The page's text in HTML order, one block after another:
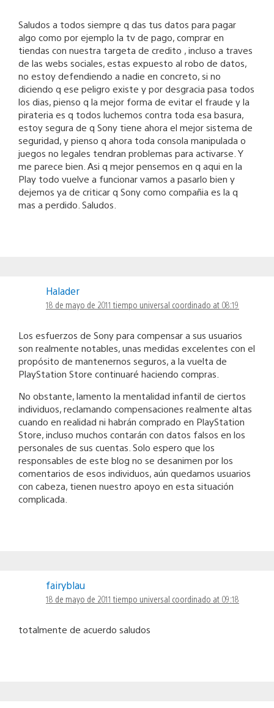
Saludos a todos siempre q das tus datos para pagar
algo como por ejemplo la tv de pago, comprar en
tiendas con nuestra targeta de credito , incluso a traves
de las webs sociales, estas expuesto al robo de datos,
no estoy defendiendo a nadie en concreto, si no
diciendo q ese peligro existe y por desgracia pasa todos
los dias, pienso q la mejor forma de evitar el fraude y la
pirateria es q todos luchemos contra toda esa basura,
estoy segura de q Sony tiene ahora el mejor sistema de
seguridad, y pienso q ahora toda consola manipulada o
juegos no legales tendran problemas para activarse. Y
me parece bien. Asi q mejor pensemos en q aqui en la
Play todo vuelve a funcionar vamos a pasarlo bien y
dejemos ya de criticar q Sony como compañia es la q
mas a perdido. Saludos.
Halader
18 de mayo de 2011 tiempo universal coordinado at 08:19
Los esfuerzos de Sony para compensar a sus usuarios
son realmente notables, unas medidas excelentes con el
propósito de mantenernos seguros, a la vuelta de
PlayStation Store continuaré haciendo compras.
No obstante, lamento la mentalidad infantil de ciertos
individuos, reclamando compensaciones realmente altas
cuando en realidad ni habrán comprado en PlayStation
Store, incluso muchos contarán con datos falsos en los
personales de sus cuentas. Solo espero que los
responsables de este blog no se desanimen por los
comentarios de esos individuos, aún quedamos usuarios
con cabeza, tienen nuestro apoyo en esta situación
complicada.
fairyblau
18 de mayo de 2011 tiempo universal coordinado at 09:18
totalmente de acuerdo saludos